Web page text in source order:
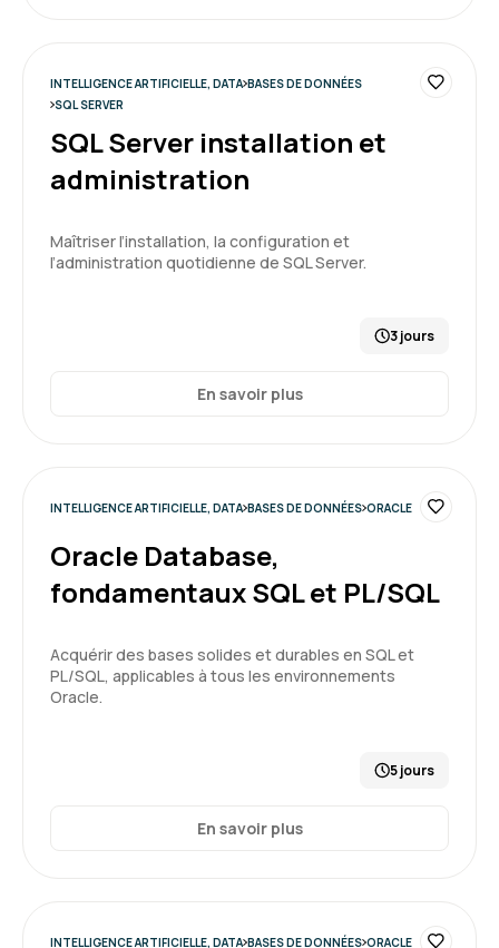
INTELLIGENCE ARTIFICIELLE, DATA BASES DE DONNÉES
SQL SERVER
SQL Server installation et
administration
Maîtriser l’installation, la configuration et
l’administration quotidienne de SQL Server.
3 jours
En savoir plus
INTELLIGENCE ARTIFICIELLE, DATA BASES DE DONNÉES ORACLE
Oracle Database,
fondamentaux SQL et PL/SQL
Acquérir des bases solides et durables en SQL et
PL/SQL, applicables à tous les environnements
Oracle.
5 jours
En savoir plus
INTELLIGENCE ARTIFICIELLE, DATA BASES DE DONNÉES ORACLE